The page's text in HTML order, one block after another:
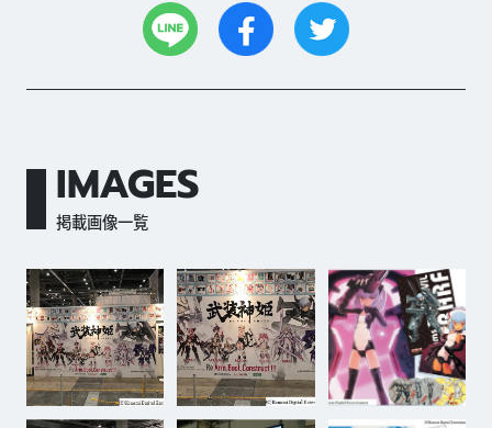
IMAGES
掲載画像一覧